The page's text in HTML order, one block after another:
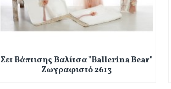
Σετ Βάπτισης Βαλίτσα "Ballerina Bear"
Ζωγραφιστό 2613